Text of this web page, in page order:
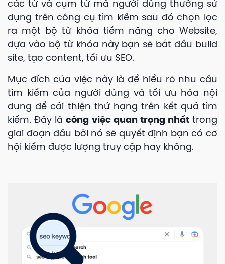
các từ và cụm từ mà người dùng thường sử
dụng trên công cụ tìm kiếm sau đó chọn lọc
ra một bộ từ khóa tiềm năng cho Website,
dựa vào bộ từ khóa này bạn sẽ bắt đầu build
site, tạo content, tối ưu SEO.
Mục đích của việc này là để hiểu rõ nhu cầu
tìm kiếm của người dùng và tối ưu hóa nội
dung để cải thiện thứ hạng trên kết quả tìm
kiếm. Đây làcông việc quan trọng nhấttrong
giai đoạn đầu bởi nó sẽ quyết định bạn có cơ
hội kiếm được lượng truy cập hay không.